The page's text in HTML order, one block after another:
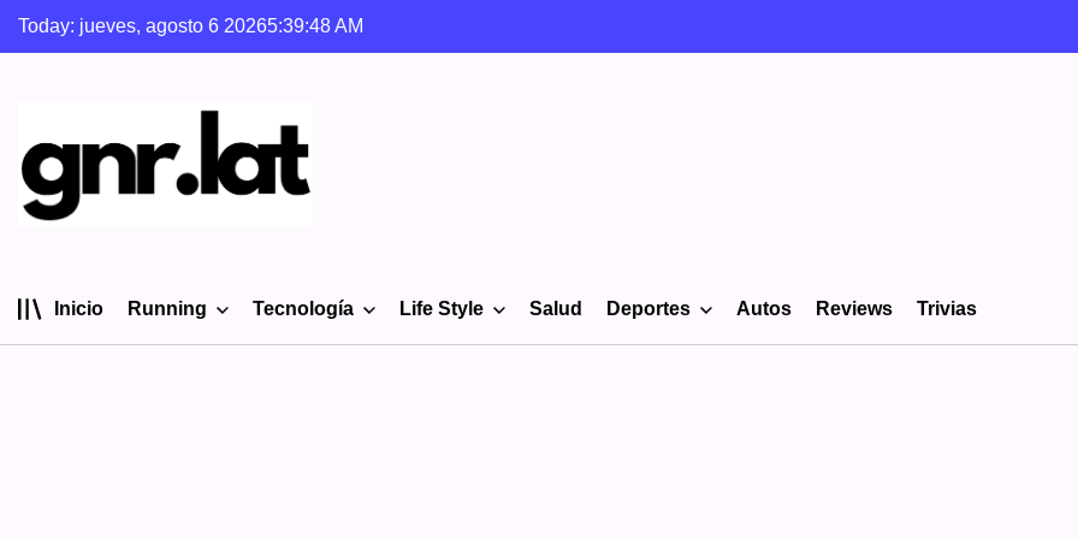
Today: jueves, agosto 6 20265:39:49AM
Inicio Running Tecnología Life Style Salud Deportes Autos Reviews Trivias